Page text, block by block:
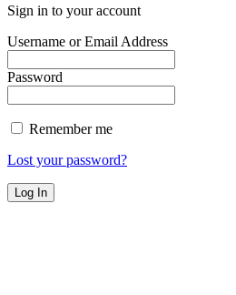
Sign in to your account
Username or Email Address
Password
Remember me
Lost your password?